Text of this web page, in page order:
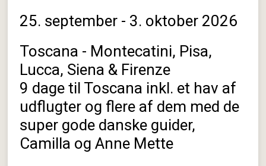
25. september - 3. oktober 2026
Toscana - Montecatini, Pisa,
Lucca, Siena & Firenze
9 dage til Toscana inkl. et hav af
udflugter og flere af dem med de
super gode danske guider,
Camilla og Anne Mette